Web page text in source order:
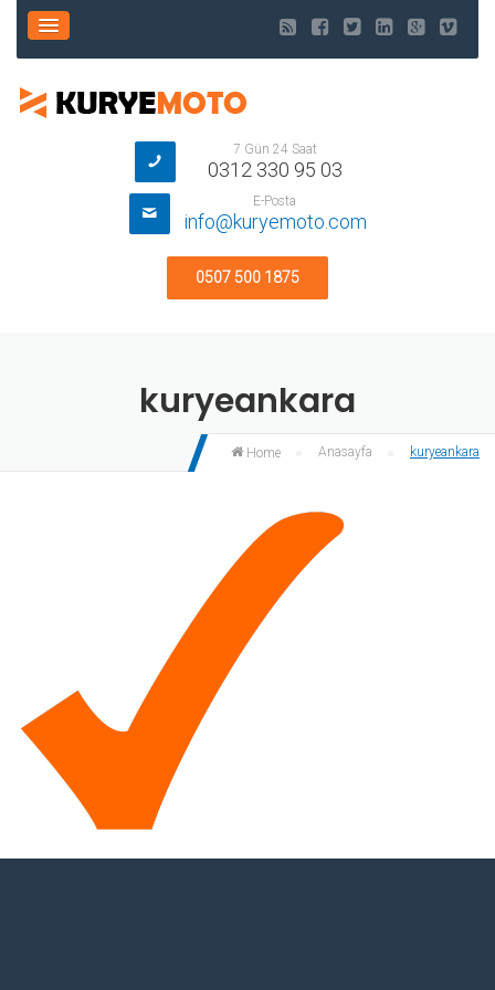
7 Gün 24 Saat
0312 330 95 03
E-Posta
info@kuryemoto.com
0507 500 1875
kuryeankara
Home Anasayfa kuryeankara